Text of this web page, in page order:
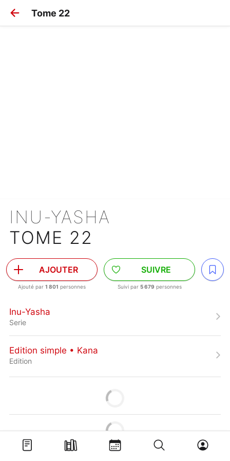
Tome 22
INU-YASHA
TOME 22
AJOUTER
Ajouté par 1 801 personnes
SUIVRE
Suivi par 5 679 personnes
Inu-Yasha
Serie
Edition simple • Kana
Edition